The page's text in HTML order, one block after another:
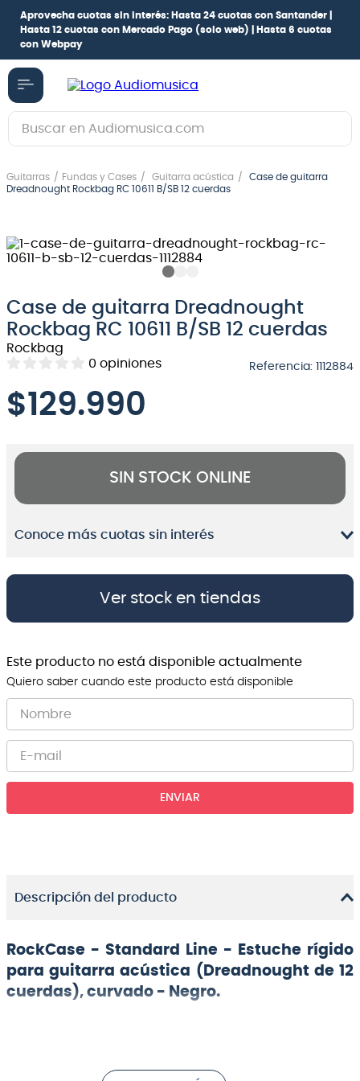
Aprovecha cuotas sin interés: Hasta 24 cuotas con Santander |
Hasta 12 cuotas con Mercado Pago (solo web) |
Hasta 6 cuotas
con Webpay
Buscar en Audiomusica.com
Guitarras Fundas y Cases Guitarra acústica
Case de guitarra
Dreadnought Rockbag RC 10611 B/SB 12 cuerdas
Case de guitarra Dreadnought
Rockbag RC 10611 B/SB 12 cuerdas
Rockbag
0 opiniones Referencia: 1112884
$129.990
SIN STOCK ONLINE
Conoce más cuotas sin interés
Ver stock en tiendas
Este producto no está disponible actualmente
Quiero saber cuando este producto está disponible
ENVIAR
Descripción del producto
RockCase - Standard Line - Estuche rígido
para guitarra acústica (Dreadnought de 12
cuerdas), curvado - Negro.
1.
guitarra electrica
3.
guitarra electroacústica
5.
amplificador
6.
guitarra
7.
teclado
9 .
micrófono